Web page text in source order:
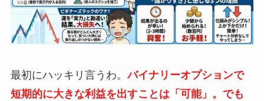
最初にハッキリ言うわ。バイナリーオプションで
短期的に大きな利益を出すことは「可能」。でも